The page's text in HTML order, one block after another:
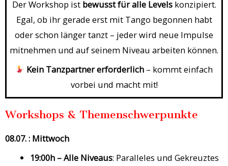
Der Workshop ist bewusst für alle Levelskonzipiert.
Egal, ob ihr gerade erst mit Tango begonnen habt
oder schon länger tanzt – jeder wird neue Impulse
mitnehmen und auf seinem Niveau arbeiten können.
Kein Tanzpartner erforderlich – kommt einfach
vorbei und macht mit!
Workshops & Themenschwerpunkte
08.07. : Mittwoch
19:00h – Alle Niveaus: Paralleles und Gekreuztes